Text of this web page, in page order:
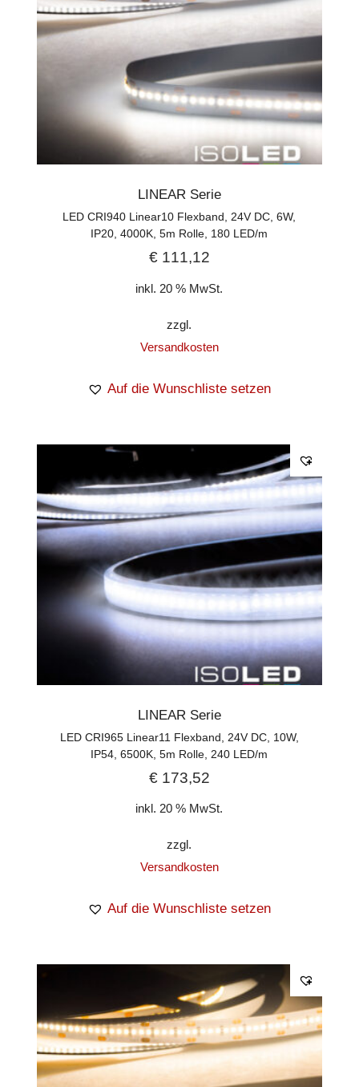
LINEAR Serie
LED CRI940 Linear10 Flexband, 24V DC, 6W,
IP20, 4000K, 5m Rolle, 180 LED/m
€111,12
inkl. 20 % MwSt.
zzgl.
Versandkosten
Auf die Wunschliste setzen
LINEAR Serie
LED CRI965 Linear11 Flexband, 24V DC, 10W,
IP54, 6500K, 5m Rolle, 240 LED/m
€173,52
inkl. 20 % MwSt.
zzgl.
Versandkosten
Auf die Wunschliste setzen